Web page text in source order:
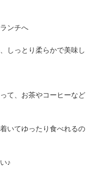
ンチへ
しっとり柔らかで美味し
て、お茶やコーヒーなど
いてゆったり食べれるの
♪